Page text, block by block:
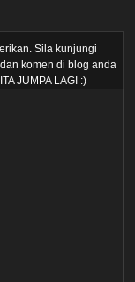
Sila kunjungi
komen di blog anda
JUMPA LAGI :)